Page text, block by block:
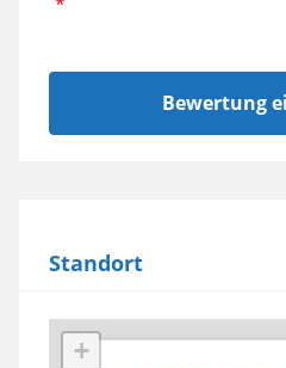
Standort
+